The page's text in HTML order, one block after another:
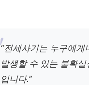
“전세사기는 누구에게
발생할 수 있는 불확실
입니다.”